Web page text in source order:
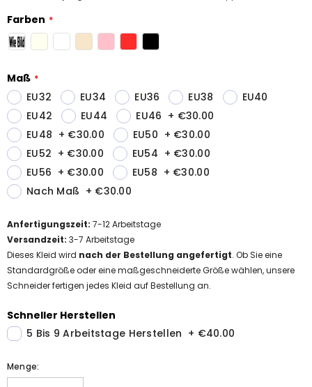
Farben
Maß
EU32
EU34 EU36 EU38
EU40
EU42
EU44 EU46 + €30.00
EU48 + €30.00 EU50 + €30.00
EU52 + €30.00 EU54 + €30.00
EU56 + €30.00 EU58 + €30.00
Nach Maß + €30.00
Anfertigungszeit: 7-12Arbeitstage
Versandzeit: 3-7 Arbeitstage
Dieses Kleid wird nach der Bestellung angefertigt. Ob Sie eine
Standardgröße oder eine maßgeschneiderte Größe wählen, unsere
Schneider fertigen jedes Kleid auf Bestellung an.
Schneller Herstellen
5 Bis 9 Arbeitstage Herstellen + €40.00
Menge: